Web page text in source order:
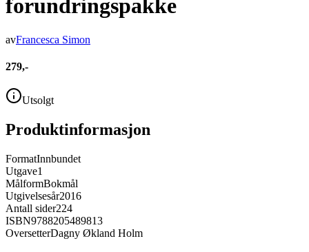
forundringspakke
avFrancesca Simon
279,-
Utsolgt
Produktinformasjon
FormatInnbundet
Utgave1
MålformBokmål
Utgivelsesår2016
Antall sider224
ISBN9788205489813
OversetterDagny Økland Holm